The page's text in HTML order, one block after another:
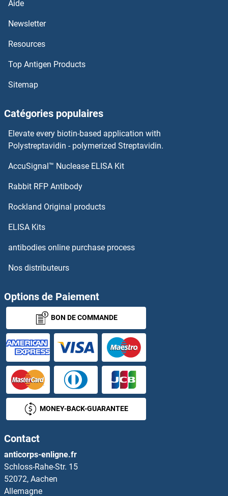
WRNIP1 Kits ELISA
WRAP53 Kits ELISA
WNT9B Kits ELISA
WNT8A Kits ELISA
WNT7B Kits ELISA
WNT7A Kits ELISA
XPA Kits ELISA
XPC Kits ELISA
XPNPEP2 Kits ELISA
XPO1 Kits ELISA
XPO5 Kits ELISA
xpr1 Kits ELISA
XRCC1 Kits ELISA
XRCC2 Kits ELISA
XRCC4 Kits ELISA
XRCC5 Kits ELISA
XRCC6 Kits ELISA
Aide
Newsletter
Resources
Top Antigen Products
Sitemap
Catégories populaires
Elevate every biotin-based application with
Polystreptavidin - polymerized Streptavidin.
AccuSignal™ Nuclease ELISA Kit
Rabbit RFP Antibody
Rockland Original products
ELISA Kits
antibodies online purchase process
Nos distributeurs
Options de Paiement
BON DE COMMANDE
MONEY-BACK-GUARANTEE
Contact
anticorps-enligne.fr
Schloss-Rahe-Str. 15
52072, Aachen
Allemagne